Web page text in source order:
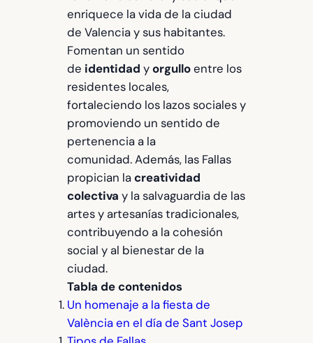
enriquece la vida de la ciudad
de Valencia y sus habitantes.
Fomentan un sentido
de identidad yorgulloentre los
residentes locales,
fortaleciendo los lazos sociales y
promoviendo un sentido de
pertenencia a la
comunidad. Además, las Fallas
propician lacreatividad
colectiva y la salvaguardia de las
artes y artesanías tradicionales,
contribuyendo a la cohesión
social y al bienestar de la
ciudad.
Tabla de contenidos
Un homenaje a la fiesta de
València en el día de Sant Josep